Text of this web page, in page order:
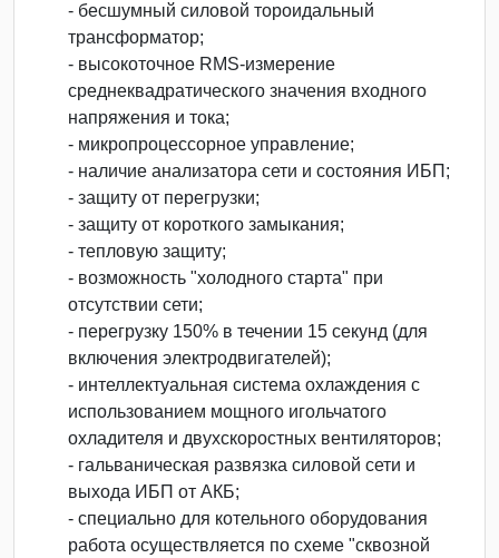
- бесшумный силовой тороидальный
трансформатор;
- высокоточное RMS-измерение
среднеквадратического значения входного
напряжения и тока;
- микропроцессорное управление;
- наличие анализатора сети и состояния ИБП;
- защиту от перегрузки;
- защиту от короткого замыкания;
- тепловую защиту;
- возможность "холодного старта" при
отсутствии сети;
- перегрузку 150% в течении 15 секунд (для
включения электродвигателей);
- интеллектуальная система охлаждения с
использованием мощного игольчатого
охладителя и двухскоростных вентиляторов;
- гальваническая развязка силовой сети и
выхода ИБП от АКБ;
- специально для котельного оборудования
работа осуществляется по схеме "сквозной